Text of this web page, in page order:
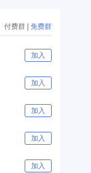
付费群 | 免费群
加入
加入
加入
加入
加入